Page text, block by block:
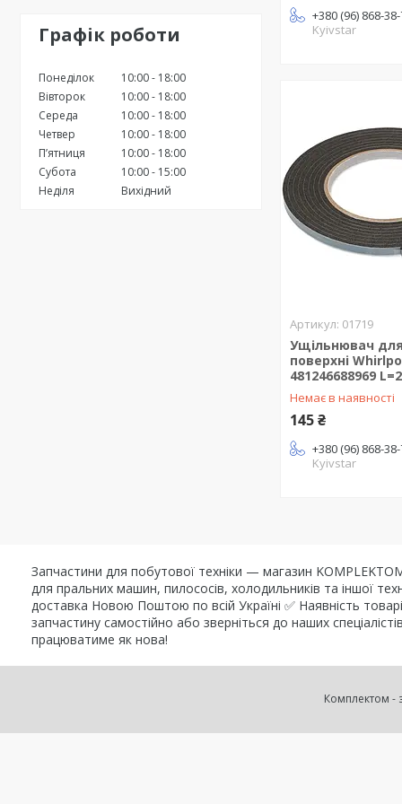
Графік роботи
Понеділок 10:00
18:00
Вівторок
10:00
18:00
Середа
10:00
18:00
Четвер
10:00
18:00
Пʼятниця
10:00
18:00
Субота
10:00
15:00
Неділя
Вихідний
+380 (96) 868-
Kyivstar
01719
Ущільнювач
поверхні
481246688969
Немає в наявності
145 ₴
+380 (96) 868-
Kyivstar
Запчастини для побутової техніки — магазин
для пральних машин, пилососів, холодильників та іншої
доставка Новою Поштою по всій Україні ✅ Наявність
запчастину самостійно або зверніться до наших
працюватиме як нова!